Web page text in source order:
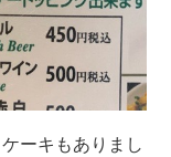
ーキもありまし